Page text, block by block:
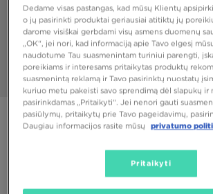
PUIKUS PASIŪLYMAS
Dedame visas pastangas, kad mūsų Klientų
o jų pasirinkti produktai geriausiai atitiktų jų
darome visiškai gerbdami visų asmens duomenų
„OK“, jei nori, kad informaciją apie Tavo elgesį
naudotume Tau suasmenintam turiniui parengti,
poreikiams ir interesams pritaikytas produktų
suasmenintą reklamą ir Tavo pasirinktų nuostatų
kuriuo metu pakeisti savo sprendimą dėl slapukų ir
pasirinkdamas „Pritaikyti“. Jei nenori gauti
pasiūlymų, pritaikytų prie Tavo pageidavimų,
Daugiau informacijos rasite mūsų
privatumo
Pritaikyti